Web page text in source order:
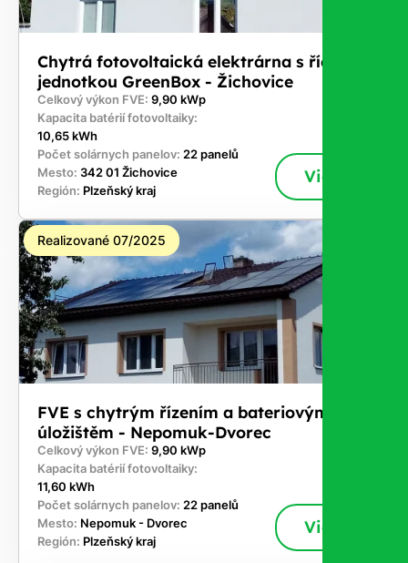
Chytrá fotovoltaická elektrárna s řídicí
jednotkou GreenBox - Žichovice
Celkový výkon FVE: 9,90 kWp
Kapacita batérií fotovoltaiky:
10,65 kWh
Počet solárnych panelov: 22 panelů
Mesto: 342 01 Žichovice
Región: Plzeňský kraj
Viac
Realizované 07/2025
FVE s chytrým řízením a bateriovým
úložištěm - Nepomuk-Dvorec
Celkový výkon FVE: 9,90 kWp
Kapacita batérií fotovoltaiky:
11,60 kWh
Počet solárnych panelov: 22 panelů
Mesto: Nepomuk - Dvorec
Región: Plzeňský kraj
Viac